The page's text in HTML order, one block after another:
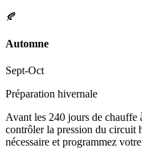
🍂
Automne
Sept-Oct
Préparation hivernale
Avant les 240 jours de
contrôler la pression du circuit
nécessaire et programmez